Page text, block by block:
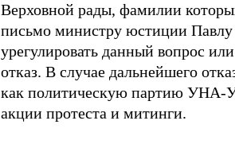
Верховной рады, фамилии
письмо министру юстиции Павлу
урегулировать данный вопрос
отказ. В случае дальнейшего
как политическую партию УНА-
акции протеста и митинги.